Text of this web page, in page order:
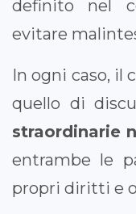
definito nel
evitare
In ogni caso, il
quello di
straordinarie
entrambe le
propri diritti e